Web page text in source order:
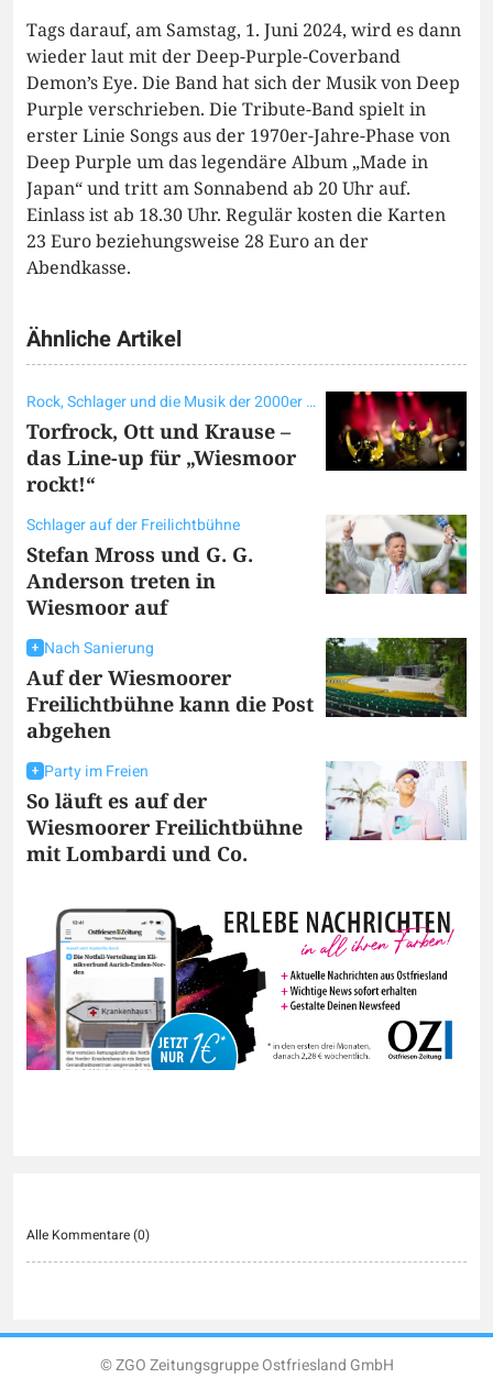
Tags darauf, am Samstag, 1. Juni 2024, wird es dann
wieder laut mit der Deep-Purple-Coverband
Demon’s Eye. Die Band hat sich der Musik von Deep
Purple verschrieben. Die Tribute-Band spielt in
erster Linie Songs aus der 1970er-Jahre-Phase von
Deep Purple um das legendäre Album „Made in
Japan“ und tritt am Sonnabend ab 20 Uhr auf.
Einlass ist ab 18.30 Uhr. Regulär kosten die Karten
23 Euro beziehungsweise 28 Euro an der
Abendkasse.
Ähnliche Artikel
Rock, Schlager und die Musik der 2000er Jahre
Torfrock, Ott und Krause –
das Line-up für „Wiesmoor
rockt!“
Schlager auf der Freilichtbühne
Stefan Mross und G. G.
Anderson treten in
Wiesmoor auf
Nach Sanierung
Auf der Wiesmoorer
Freilichtbühne kann die Post
abgehen
Party im Freien
So läuft es auf der
Wiesmoorer Freilichtbühne
mit Lombardi und Co.
Alle Kommentare (0)
© ZGO Zeitungsgruppe Ostfriesland GmbH